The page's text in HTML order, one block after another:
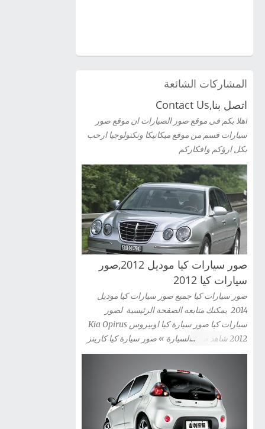
المشاركات الشائعة
اتصل بنا,Contact Us
اهلا بكم فى موقع صور الصيارات ان موقع صور
سيارات قسم من موقع ميكانيكا وتكنولوجيا ارحب
بكل ارؤكم وافكاركم
صور سيارات كيا موديل 2012,صور
سيارات كيا 2012
صور سيارات كيا جميع صور سيارات كيا موديل
2014 يمكنك متابعه الصفحة الرئيسية لصور
سيارات كيا صور سيارة كيا اوبيروس Kia Opirus
2012 شاهد صور السيارة » صور سيارة كيا كارينز
2012 Kia Carens شاهد صور السيارة » صور
سيارة كيا سيراتو كوبية Kia Cerato Coupe 2012
mohave 2012 شاهد صور السيارة » صور سيارة
كيا سبورتاج 2012 Kia Sportag شاهد صور
السيارة » صور سيارة كيا سول 2012 Kia Sou